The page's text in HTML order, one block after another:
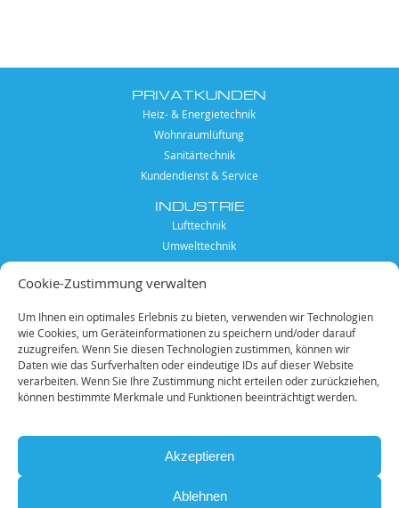
Cookie-Zustimmung verwalten
Um Ihnen ein optimales Erlebnis zu bieten, verwenden wir Technologien
wie Cookies, um Geräteinformationen zu speichern und/oder darauf
zuzugreifen. Wenn Sie diesen Technologien zustimmen, können wir
Daten wie das Surfverhalten oder eindeutige IDs auf dieser Website
verarbeiten. Wenn Sie Ihre Zustimmung nicht erteilen oder zurückziehen,
können bestimmte Merkmale und Funktionen beeinträchtigt werden.
Akzeptieren
Ablehnen
PRIVATKUNDEN
Heiz- & Energietechnik
Wohnraumlüftung
Sanitärtechnik
Kundendienst & Service
INDUSTRIE
Lufttechnik
Umwelttechnik
Anlagen- und Apparatebau
Kundendienst & Service
KARRIERE
Mitarbeiter
offene Stellen
SONSTIGES